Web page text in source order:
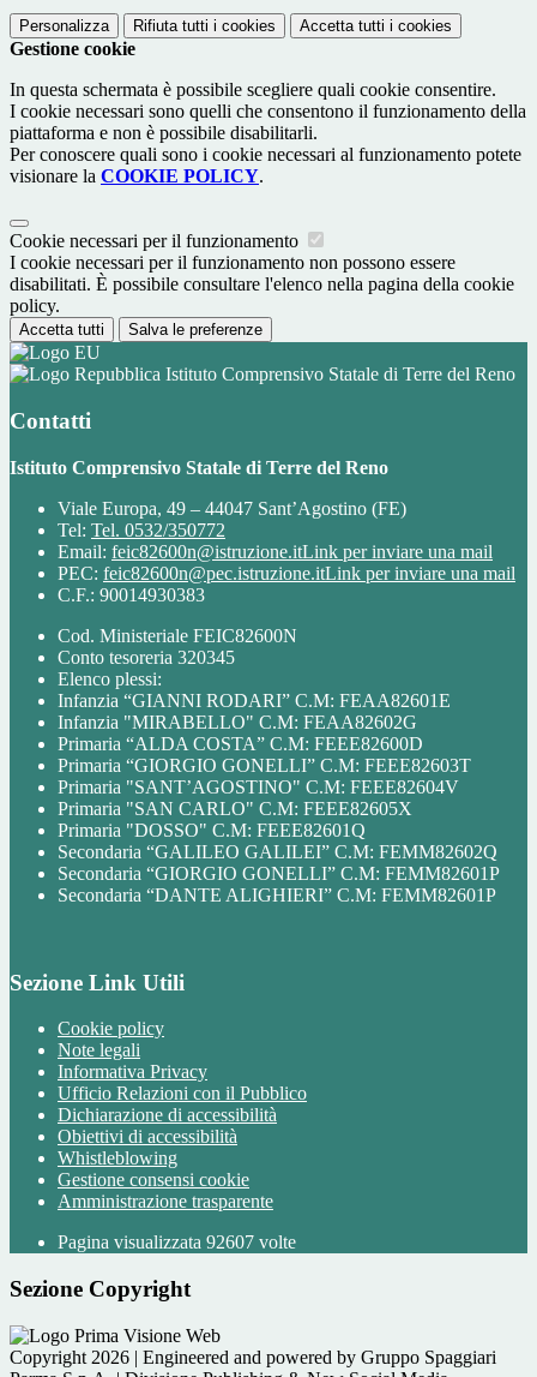
Personalizza Rifiuta tutti i cookies Accetta tutti i cookies
Gestione cookie
In questa schermata è possibile scegliere quali cookie consentire.
I cookie necessari sono quelli che consentono il funzionamento della
piattaforma e non è possibile disabilitarli.
Per conoscere quali sono i cookie necessari al funzionamento potete
visionare la COOKIE POLICY.
Cookie necessari per il funzionamento
I cookie necessari per il funzionamento non possono essere
disabilitati. È possibile consultare l'elenco nella pagina della cookie
policy.
Accetta tutti Salva le preferenze
Istituto Comprensivo Statale di Terre del Reno
Contatti
Istituto Comprensivo Statale di Terre del Reno
Viale Europa, 49 – 44047 Sant’Agostino (FE)
Tel: Tel. 0532/350772
Email: feic82600n@istruzione.itLink per inviare una mail
PEC: feic82600n@pec.istruzione.itLink per inviare una mail
C.F.: 90014930383
Cod. Ministeriale FEIC82600N
Conto tesoreria 320345
Elenco plessi:
Infanzia “GIANNI RODARI” C.M: FEAA82601E
Infanzia "MIRABELLO" C.M: FEAA82602G
Primaria “ALDA COSTA” C.M: FEEE82600D
Primaria “GIORGIO GONELLI” C.M: FEEE82603T
Primaria "SANT’AGOSTINO" C.M: FEEE82604V
Primaria "SAN CARLO" C.M: FEEE82605X
Primaria "DOSSO" C.M: FEEE82601Q
Secondaria “GALILEO GALILEI” C.M: FEMM82602Q
Secondaria “GIORGIO GONELLI” C.M: FEMM82601P
Secondaria “DANTE ALIGHIERI” C.M: FEMM82601P
Sezione Link Utili
Cookie policy
Note legali
Informativa Privacy
Ufficio Relazioni con il Pubblico
Dichiarazione di accessibilità
Obiettivi di accessibilità
Whistleblowing
Gestione consensi cookie
Amministrazione trasparente
Pagina visualizzata 92607 volte
Sezione Copyright
Copyright 2026 | Engineered and powered by Gruppo Spaggiari